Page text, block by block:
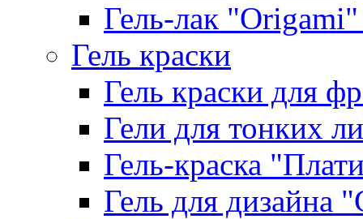
Гель-лак
Гель краски
Гель краски для
Гели для тонких
Гель-краска
Гель для дизайна